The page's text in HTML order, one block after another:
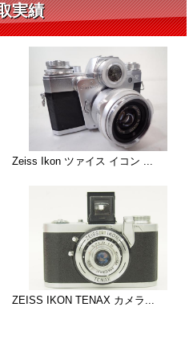
実績
Zeiss Ikon ツァイス イコン ...
ZEISS IKON TENAX カメラ...